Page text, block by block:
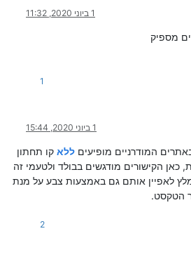
1 ביוני 2020, 11:32
מספיק
1
1 ביוני 2020, 15:44
המודרניים מופיעים ללא קו תחתון
כאן הקישורים מודגשים בבולד ולטעמי זה
לאפיין אותם גם באמצעות צבע על מנת
הטקסט.
2